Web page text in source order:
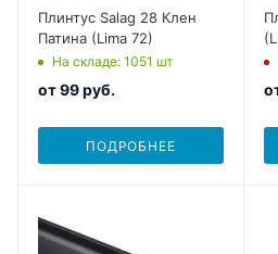
Плинтус Salag 28 Клен
Патина (Lima 72)
На складе: 1051 шт
от99 руб.
ПОДРОБНЕЕ